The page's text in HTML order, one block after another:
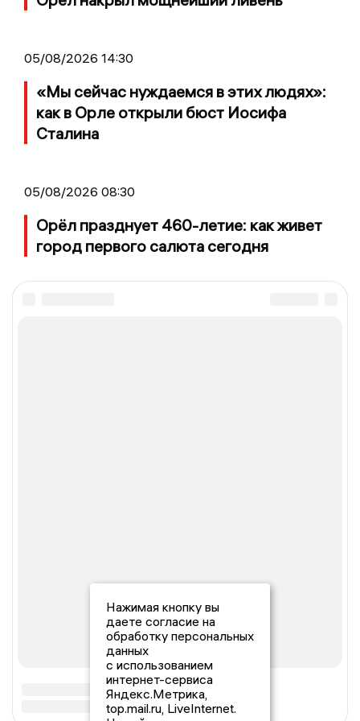
05/08/2026 14:30
«Мы сейчас нуждаемся в этих людях»:
как в Орле открыли бюст Иосифа
Сталина
05/08/2026 08:30
Орёл празднует 460-летие: как живет
город первого салюта сегодня
Нажимая кнопку вы
даете согласие на
обработку персональных
данных
с использованием
интернет-сервиса
Яндекс.Метрика,
top.mail.ru, LiveInternet.